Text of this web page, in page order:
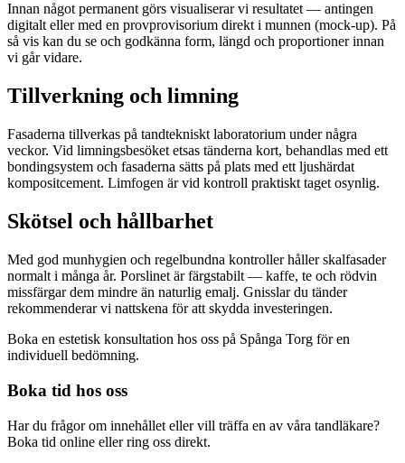
Innan något permanent görs visualiserar vi resultatet — antingen
digitalt eller med en provprovisorium direkt i munnen (mock-up). På
så vis kan du se och godkänna form, längd och proportioner innan
vi går vidare.
Tillverkning och limning
Fasaderna tillverkas på tandtekniskt laboratorium under några
veckor. Vid limningsbesöket etsas tänderna kort, behandlas med ett
bondingsystem och fasaderna sätts på plats med ett ljushärdat
kompositcement. Limfogen är vid kontroll praktiskt taget osynlig.
Skötsel och hållbarhet
Med god munhygien och regelbundna kontroller håller skalfasader
normalt i många år. Porslinet är färgstabilt — kaffe, te och rödvin
missfärgar dem mindre än naturlig emalj. Gnisslar du tänder
rekommenderar vi nattskena för att skydda investeringen.
Boka en estetisk konsultation hos oss på Spånga Torg för en
individuell bedömning.
Boka tid hos oss
Har du frågor om innehållet eller vill träffa en av våra tandläkare?
Boka tid online eller ring oss direkt.